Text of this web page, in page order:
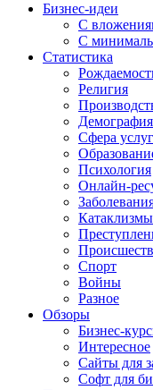
Бизнес-идеи
С
С
Статистика
Религия
Демография
Сфера услуг
Психология
Онлайн-
Катаклизмы
Спорт
Войны
Разное
Обзоры
Бизнес-
Интересное
Сайты для
Софт для